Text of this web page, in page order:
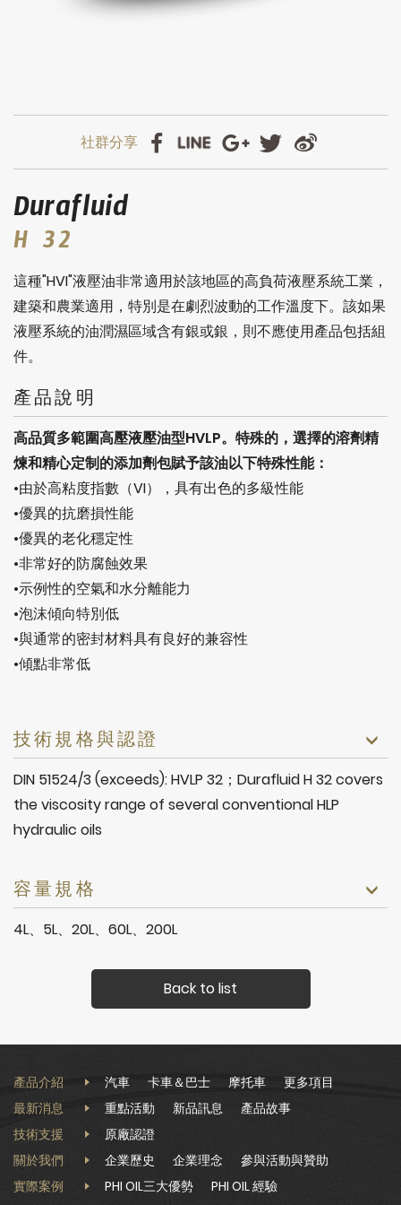
Durafluid
H 32
這種"HVI"液壓油非常適用於該地區的高負荷液壓系統工業，
建築和農業適用，特別是在劇烈波動的工作溫度下。該如果
液壓系統的油潤濕區域含有銀或銀，則不應使用產品包括組
件。
產品說明
高品質多範圍高壓液壓油型HVLP。特殊的，選擇的溶劑精
煉和精心定制的添加劑包賦予該油以下特殊性能：
•由於高粘度指數（VI），具有出色的多級性能
•優異的抗磨損性能
•優異的老化穩定性
•非常好的防腐蝕效果
•示例性的空氣和水分離能力
•泡沫傾向特別低
•與通常的密封材料具有良好的兼容性
•傾點非常低
技術規格與認證
DIN 51524/3 (exceeds): HVLP 32；Durafluid H 32 covers
the viscosity range of several conventional HLP
hydraulic oils
容量規格
4L、5L、20L、60L、200L
Back to list
產品介紹 汽車 卡車＆巴士 摩托車
更多項目
最新消息
重點活動 新品訊息
產品故事
技術支援
原廠認證
關於我們
企業歷史 企業理念
參與活動與贊助
實際案例
PHI OIL三大優勢
PHI OIL 經驗